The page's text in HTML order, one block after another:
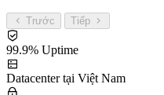
Trước Tiếp
99.9% Uptime
Datacenter tại Việt Nam